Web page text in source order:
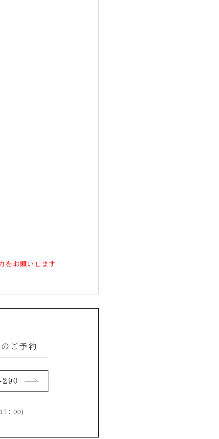
をお願いします
ご予約
290
：00)